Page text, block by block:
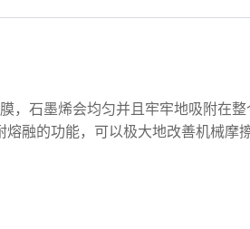
石墨烯会均匀并且牢牢地吸附在
融的功能，可以极大地改善机械摩